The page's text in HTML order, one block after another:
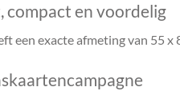
en voordelig
een exacte afmeting van 55 x